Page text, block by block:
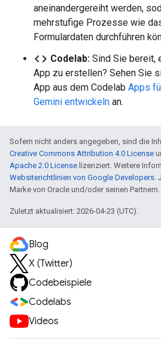
aneinandergereiht werden,
mehrstufige Prozesse wie
Formulardaten durchführen
code Codelab: Sind Sie bereit,
App zu erstellen? Sehen Sie
App aus dem Codelab Apps
Gemini entwickeln an.
Sofern nicht anders angegeben, sind die
Creative Commons Attribution 4.0 License
Apache 2.0 License lizenziert. Weitere
Websiterichtlinien von Google Developers.
Marke von Oracle und/oder seinen Partnern.
Zuletzt aktualisiert: 2026-04-23 (UTC).
Blog
X (Twitter)
Codebeispiele
Codelabs
Videos